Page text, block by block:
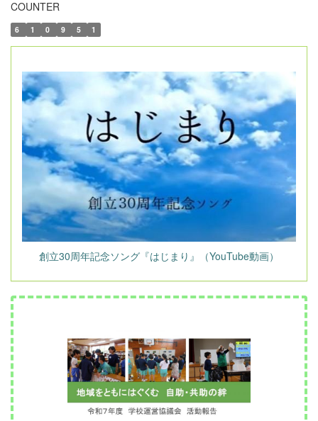
COUNTER
6 1 0 9 5 1
創立30周年記念ソング『はじまり』（YouTube動画）